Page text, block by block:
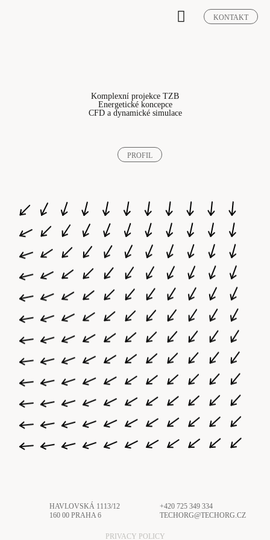
KONTAKT
Komplexní projekce TZB
Energetické koncepce
CFD a dynamické simulace
PROFIL
HAVLOVSKÁ 1113/12
160 00 PRAHA 6
+420 725 349 334
TECHORG@TECHORG.CZ
PRIVACY POLICY